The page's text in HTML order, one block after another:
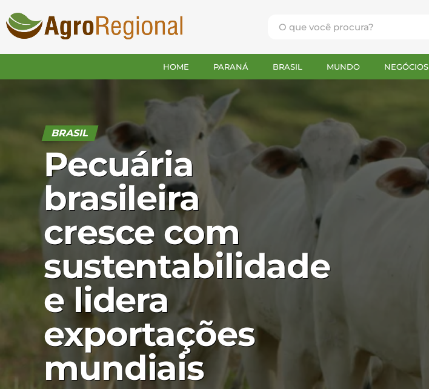
HOME PARANÁ BRASIL MUNDO NEGÓCIOS
BRASIL
Pecuária
brasileira
cresce com
sustentabilidade
e lidera
exportações
mundiais